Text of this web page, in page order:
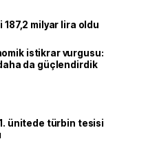
187,2 milyar lira oldu
istikrar vurgusu:
daha da güçlendirdik
ünitede türbin tesisi